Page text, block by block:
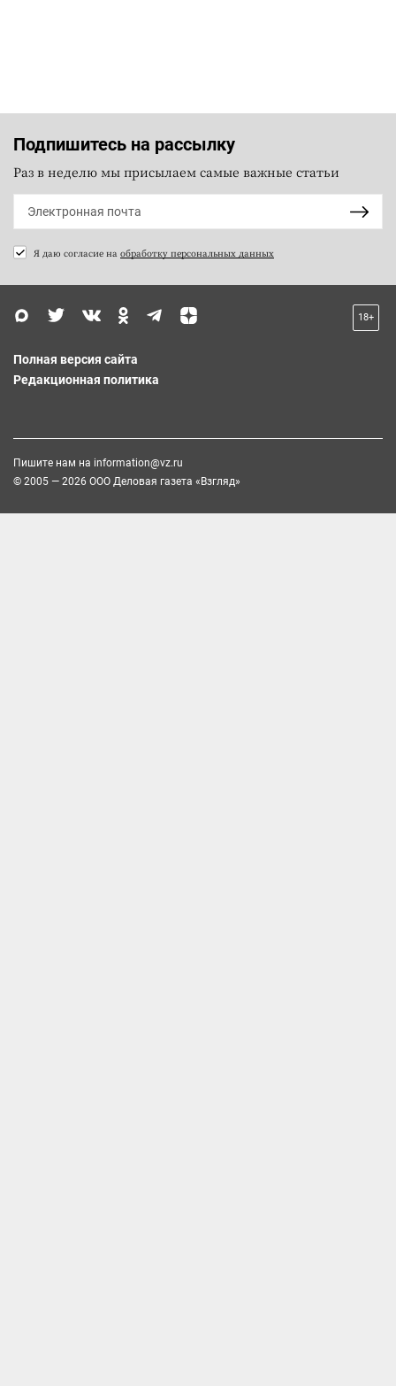
Подпишитесь на рассылку
Раз в неделю мы присылаем самые важные статьи
Я даю согласие на обработку персональных данных
18+
Полная версия сайта
Редакционная политика
Пишите нам на information@vz.ru
© 2005 — 2026 ООО Деловая газета «Взгляд»